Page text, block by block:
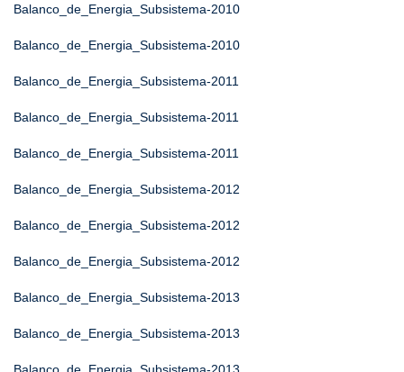
Balanco_de_Energia_Subsistema-2010
Balanco_de_Energia_Subsistema-2010
Balanco_de_Energia_Subsistema-2011
Balanco_de_Energia_Subsistema-2011
Balanco_de_Energia_Subsistema-2011
Balanco_de_Energia_Subsistema-2012
Balanco_de_Energia_Subsistema-2012
Balanco_de_Energia_Subsistema-2012
Balanco_de_Energia_Subsistema-2013
Balanco_de_Energia_Subsistema-2013